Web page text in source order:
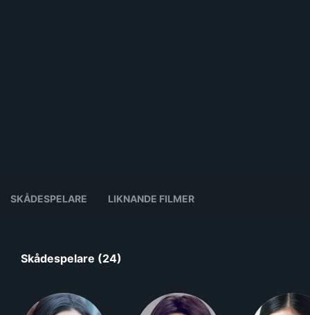
SKÅDESPELARE LIKNANDE FILMER
Skådespelare (24)